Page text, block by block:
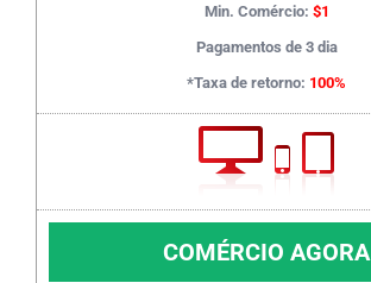
Min. Comércio: $1
Pagamentos de 3 dia
*Taxa de retorno: 100%
COMÉRCIO AGORA